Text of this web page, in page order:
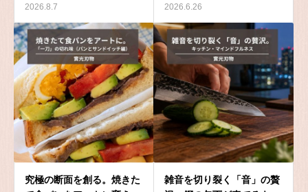
2026.8.7 2026.6.26
究極の断面を創る。焼きた
雑音を切り裂く「音」の贅